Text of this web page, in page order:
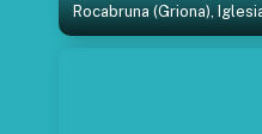
Rocabruna (Griona),